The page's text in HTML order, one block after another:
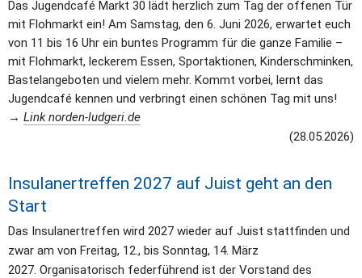
Das Jugendcafé Markt 30 lädt herzlich zum Tag der offenen Tür
mit Flohmarkt ein! Am Samstag, den 6. Juni 2026, erwartet euch
von 11 bis 16 Uhr ein buntes Programm für die ganze Familie –
mit Flohmarkt, leckerem Essen, Sportaktionen, Kinderschminken,
Bastelangeboten und vielem mehr. Kommt vorbei, lernt das
Jugendcafé kennen und verbringt einen schönen Tag mit uns!
→ Link norden-ludgeri.de
(28.05.2026)
Insulanertreffen 2027 auf Juist geht an den
Start
Das Insulanertreffen wird 2027 wieder auf Juist stattfinden und
zwar am von Freitag, 12., bis Sonntag, 14. März
2027. Organisatorisch federführend ist der Vorstand des